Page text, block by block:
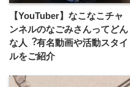
【YouTuber】なこなこチャ
ンネルのなごみさんってどん
な⼈︖有名動画や活動スタイ
ルをご紹介